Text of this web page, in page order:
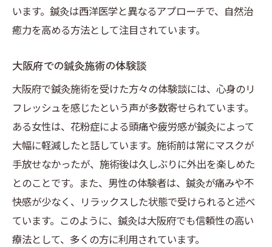
大阪府民のための鍼灸施術に関するFAQ
者からの声
鍼灸施術者が語る花粉症への効果と実績
大阪府の鍼灸師による施術の工夫と経験談
花粉症改善を目指す鍼灸の施術方法
大阪府の鍼灸師が推奨する花粉症対策
鍼灸師が考える花粉症における体質改善の
重要性
施術者からのアドバイス—鍼灸で花粉症を
和らげる秘訣
います。鍼灸は西洋医学と異なるアプローチで、自然治
癒力を高める方法として注目されています。
大阪府での鍼灸施術の体験談
大阪府で鍼灸施術を受けた方々の体験談には、心身のリ
フレッシュを感じたという声が多数寄せられています。
ある女性は、花粉症による頭痛や疲労感が鍼灸によって
大幅に軽減したと話しています。施術前は常にマスクが
手放せなかったが、施術後は久しぶりに外出を楽しめた
とのことです。また、男性の体験者は、鍼灸が痛みや不
快感が少なく、リラックスした状態で受けられると述べ
ています。このように、鍼灸は大阪府でも信頼性の高い
療法として、多くの方に利用されています。